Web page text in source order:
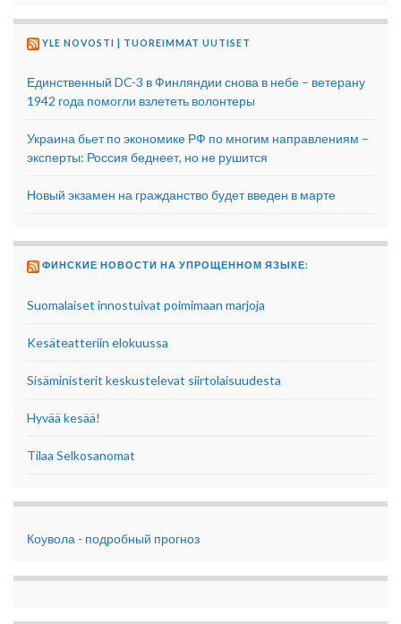
YLE NOVOSTI | TUOREIMMAT UUTISET
Единственный DC-3 в Финляндии снова в небе – ветерану
1942 года помогли взлететь волонтеры
Украина бьет по экономике РФ по многим направлениям –
эксперты: Россия беднеет, но не рушится
Новый экзамен на гражданство будет введен в марте
ФИНСКИЕ НОВОСТИ НА УПРОЩЕННОМ ЯЗЫКЕ:
Suomalaiset innostuivat poimimaan marjoja
Kesäteatteriin elokuussa
Sisäministerit keskustelevat siirtolaisuudesta
Hyvää kesää!
Tilaa Selkosanomat
Коувола - подробный прогноз